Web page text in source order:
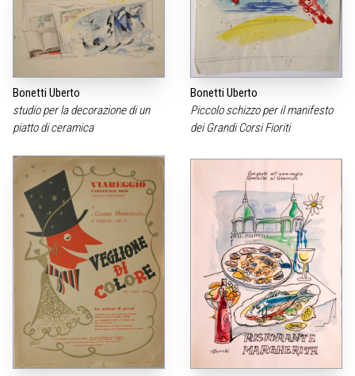
Bonetti Uberto
studio per la decorazione di un
piatto di ceramica
Bonetti Uberto
Piccolo schizzo per il manifesto
dei Grandi Corsi Fioriti